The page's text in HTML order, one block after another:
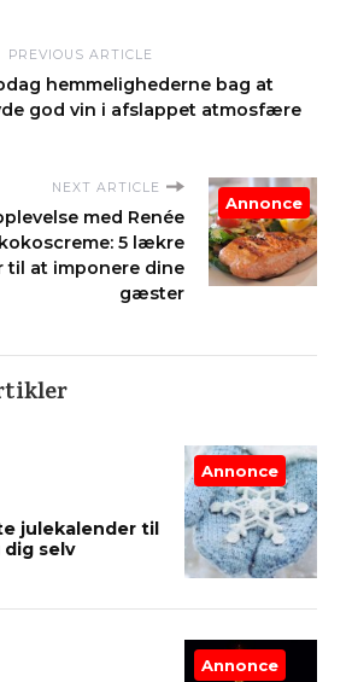
PREVIOUS ARTICLE
hemmelighederne bag at
god vin i afslappet atmosfære
NEXT ARTICLE
med Renée
5 lækre
til at imponere dine
gæster
Annonce
julekalender til
dig selv
Annonce
Annonce